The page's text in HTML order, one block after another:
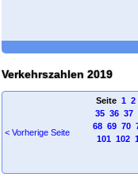
Verkehrszahlen 2019
< Vorherige Seite
Seite 1 2
35 36 37
68 69 70
101 102